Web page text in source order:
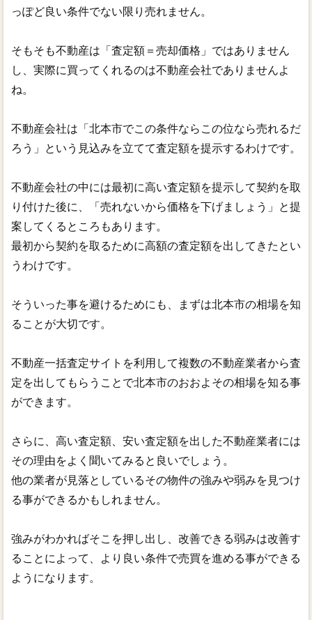
っぽど良い条件でない限り売れません。
そもそも不動産は「査定額＝売却価格」ではありません
し、実際に買ってくれるのは不動産会社でありませんよ
ね。
不動産会社は「北本市でこの条件ならこの位なら売れるだ
ろう」という見込みを立てて査定額を提示するわけです。
不動産会社の中には最初に高い査定額を提示して契約を取
り付けた後に、「売れないから価格を下げましょう」と提
案してくるところもあります。
最初から契約を取るために高額の査定額を出してきたとい
うわけです。
そういった事を避けるためにも、まずは北本市の相場を知
ることが大切です。
不動産一括査定サイトを利用して複数の不動産業者から査
定を出してもらうことで北本市のおおよその相場を知る事
ができます。
さらに、高い査定額、安い査定額を出した不動産業者には
その理由をよく聞いてみると良いでしょう。
他の業者が見落としているその物件の強みや弱みを見つけ
る事ができるかもしれません。
強みがわかればそこを押し出し、改善できる弱みは改善す
ることによって、より良い条件で売買を進める事ができる
ようになります。